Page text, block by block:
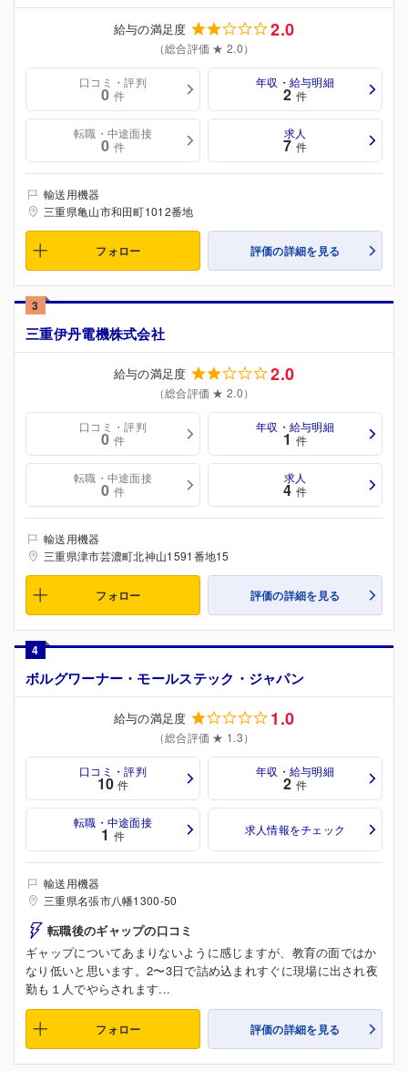
給与の満足度 2.0
（総合評価 ★ 2.0）
口コミ・評判
0 件
年収・給与明細
2 件
転職・中途面接
0 件
求人
7 件
輸送用機器
三重県亀山市和田町1012番地
フォロー 評価の詳細を見る
3
三重伊丹電機株式会社
給与の満足度 2.0
（総合評価 ★ 2.0）
口コミ・評判
0 件
年収・給与明細
1 件
転職・中途面接
0 件
求人
4 件
輸送用機器
三重県津市芸濃町北神山1591番地15
フォロー 評価の詳細を見る
4
ボルグワーナー・モールステック・ジャパン
給与の満足度 1.0
（総合評価 ★ 1.3）
口コミ・評判
10 件
年収・給与明細
2 件
転職・中途面接
1 件 求人情報をチェック
輸送用機器
三重県名張市八幡1300-50
転職後のギャップの口コミ
ギャップについてあまりないように感じますが、教育の面ではか
なり低いと思います。2〜3日で詰め込まれすぐに現場に出され夜
勤も１人でやらされます...
フォロー 評価の詳細を見る